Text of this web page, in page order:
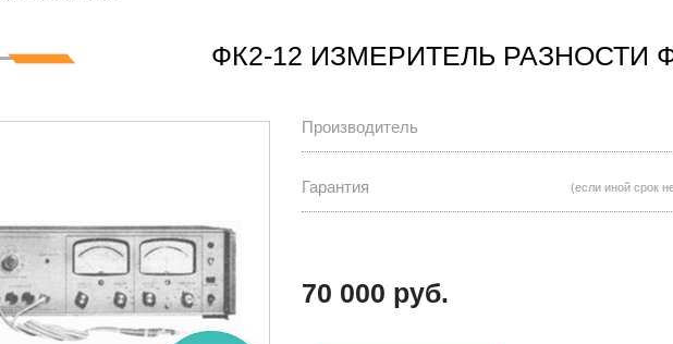
ФК2-12 ИЗМЕРИТЕЛЬ РАЗНОСТИ
Производитель
Гарантия (если иной срок
70 000 руб.